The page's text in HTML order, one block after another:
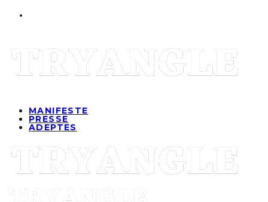
MANIFESTE
PRESSE
ADEPTES